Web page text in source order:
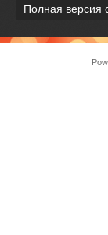
Полная версия